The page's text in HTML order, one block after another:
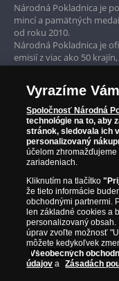
Garancia najvyššej
Iba originálne
Národná Pokladnica je
mincí a pamätných
od roku 2010.
Národná Pokladnica je
emisií z viac ako 50
ako je Britská kráľovská
Parížska mincovňa,
Austrálska mincovňa
zberateľom garantuje,
prvotriednej kvalite, čo
autentickosti.
Vyrazíme
Spoločnosť Národná
technológie na to, aby
stránok, sledovala ich
personalizovaný
účelom
zariadeniach.
Kliknutím na tlačítko
že tieto informácie
obchodnými partnermi.
len základné cookies a
personalizovaný obsah.
úprav zvoľte možnosť
môžete kedykoľvek
Všeobecných
údajov a Zásadách